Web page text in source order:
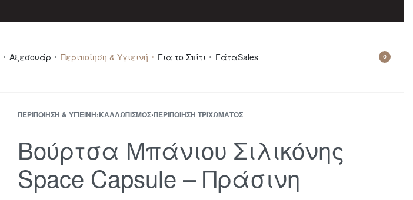
Αξεσουάρ Περιποίηση & Υγιεινή Για το Σπίτι ΓάταSales 0
ΠΕΡΙΠΟΊΗΣΗ & ΥΓΙΕΙΝΉ›ΚΑΛΛΩΠΙΣΜΌΣ›ΠΕΡΙΠΟΊΗΣΗ ΤΡΙΧΏΜΑΤΟΣ
Βούρτσα Μπάνιου Σιλικόνης
Space Capsule – Πράσινη